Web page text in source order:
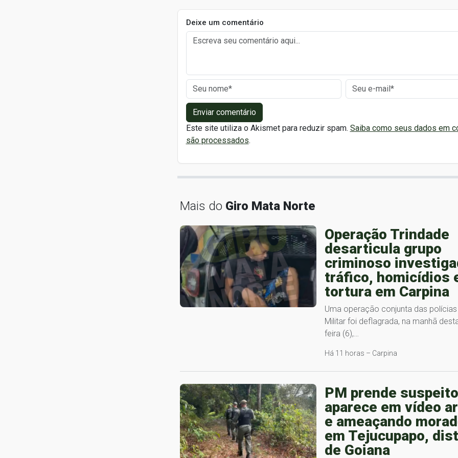
Deixe um comentário
Enviar comentário
Este site utiliza o Akismet para reduzir spam. Saiba como seus dados em
são processados.
Mais do Giro Mata Norte
Operação Trindade
desarticula grupo
criminoso
tráfico, homicídios
tortura em Carpina
Uma operação conjunta das polícias
Militar foi deflagrada, na manhã
feira (6),…
Há 11 horas – Carpina
PM prende
aparece em vídeo
e ameaçando
em Tejucupapo,
de Goiana